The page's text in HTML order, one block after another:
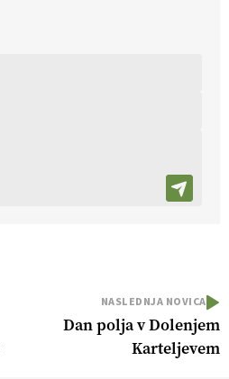
NASLEDNJA NOVICA
Dan polja v Dolenjem
Karteljevem